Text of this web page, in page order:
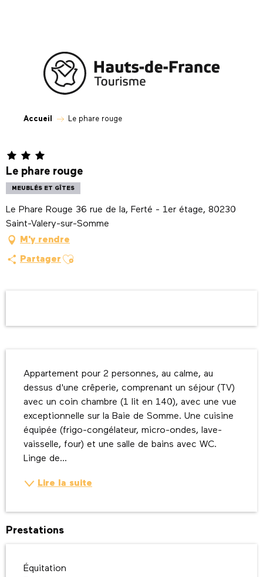
Accueil Le phare rouge
Le phare rouge
MEUBLÉS ET GÎTES
Le Phare Rouge 36 rue de la, Ferté - 1er étage, 80230
Saint-Valery-sur-Somme
M'y rendre
Partager Ajouter aux favoris
Appartement pour 2 personnes, au calme, au
dessus d'une crêperie, comprenant un séjour (TV)
avec un coin chambre (1 lit en 140), avec une vue
exceptionnelle sur la Baie de Somme. Une cuisine
équipée (frigo-congélateur, micro-ondes, lave-
vaisselle, four) et une salle de bains avec WC.
Linge de...
Lire la suite
Prestations
Équitation